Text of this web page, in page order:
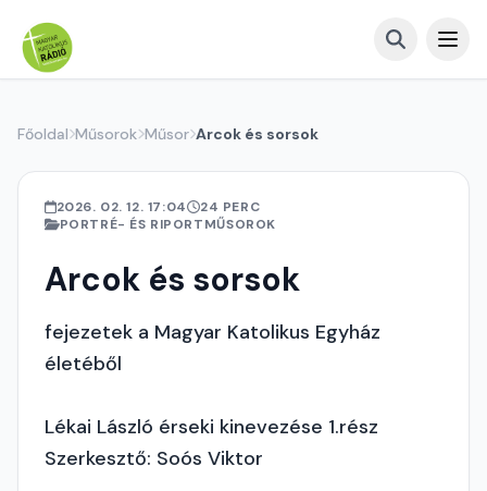
Főoldal Műsorok Műsor Arcok és sorsok
2026. 02. 12. 17:04
24 PERC
PORTRÉ- ÉS RIPORTMŰSOROK
Arcok és sorsok
fejezetek a Magyar Katolikus Egyház
életéből
Lékai László érseki kinevezése 1.rész
Szerkesztő: Soós Viktor